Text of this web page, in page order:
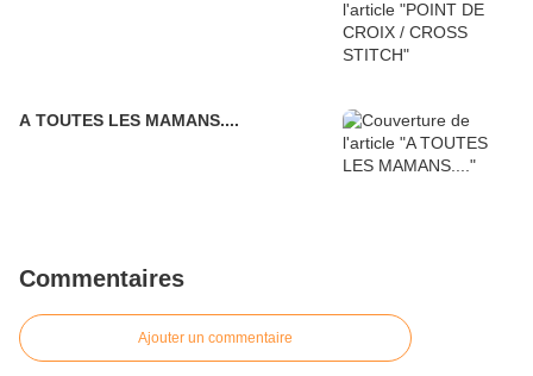
A TOUTES LES MAMANS....
Commentaires
Ajouter un commentaire